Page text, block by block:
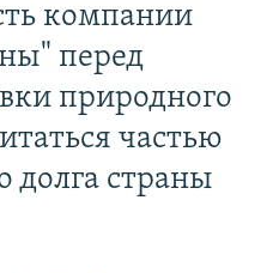
компании
перед
природного
частью
долга страны